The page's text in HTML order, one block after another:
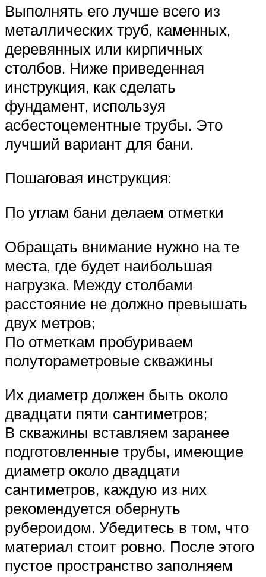
Выполнять его лучше всего из
металлических труб, каменных,
деревянных или кирпичных
столбов. Ниже приведенная
инструкция, как сделать
фундамент, используя
асбестоцементные трубы. Это
лучший вариант для бани.
Пошаговая инструкция:
По углам бани делаем отметки
Обращать внимание нужно на те
места, где будет наибольшая
нагрузка. Между столбами
расстояние не должно превышать
двух метров;
По отметкам пробуриваем
полутораметровые скважины
Их диаметр должен быть около
двадцати пяти сантиметров;
В скважины вставляем заранее
подготовленные трубы, имеющие
диаметр около двадцати
сантиметров, каждую из них
рекомендуется обернуть
рубероидом. Убедитесь в том, что
материал стоит ровно. После этого
пустое пространство заполняем